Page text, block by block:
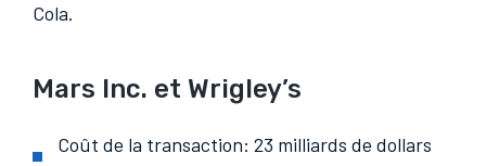
Cola.
Mars Inc. et Wrigley’s
Coût de la transaction: 23 milliards de dollars